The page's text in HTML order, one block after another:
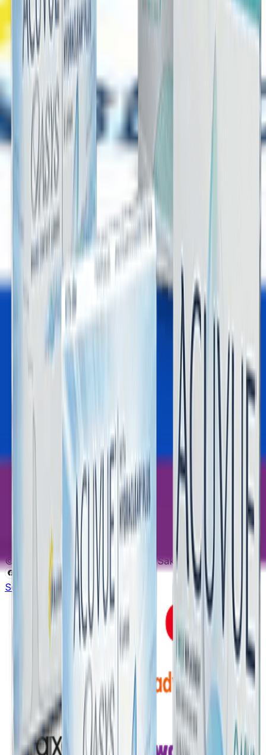
Kurumsal
Hakkımızda
Banka Hesaplarımız
İletişim
Lens Fiyatları
Blog
Mobil uygulama indir
Yararlı Bağlantılar
Gizlilik & Güvenli Ödeme
Müşteri Hizmetleri
Mesafeli Satış Sözleşmesi
Teslimat Bilgileri
İade Şartları
KVKK
Üyelik
Numaralı Lens Fiyatları
Lens Optikal Online Market
2026 Hızlı Lens Marketi
Mavİ Lens
Yeşİl Lens
Hİpermetrop Lens
Kontakt Lens Sözlüğü
Yeni Üyelik
Şifremi Unuttum
© Lensoptikal . Tüm Hakları Saklıdır.
Sobesoft E-ticaret Altyapısı